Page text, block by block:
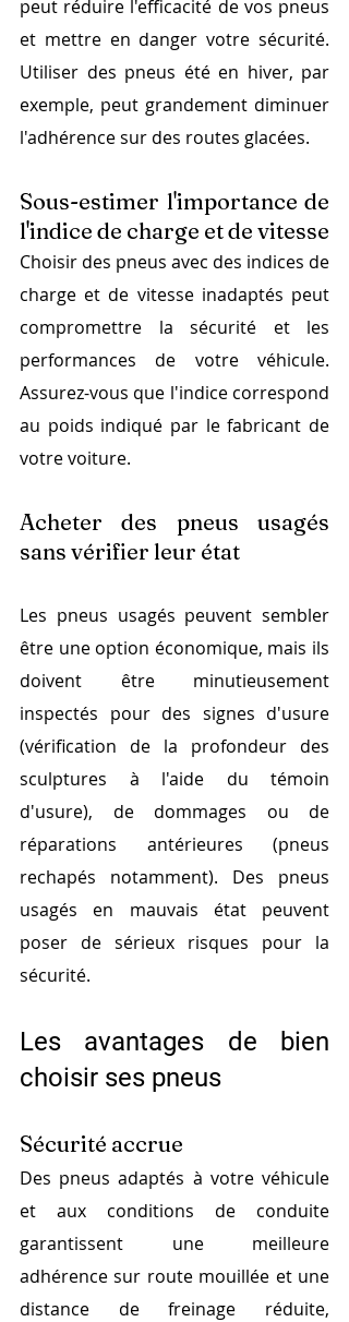
peut réduire l'efficacité de vos pneus
et mettre en danger votre sécurité.
Utiliser des pneus été en hiver, par
exemple, peut grandement diminuer
l'adhérence sur des routes glacées.
Sous-estimer l'importance de
l'indice de charge et de vitesse
Choisir des pneus avec des indices de
charge et de vitesse inadaptés peut
compromettre la sécurité et les
performances de votre véhicule.
Assurez-vous que l'indice correspond
au poids indiqué par le fabricant de
votre voiture.
Acheter des pneus usagés
sans vérifier leur état
Les pneus usagés peuvent sembler
être une option économique, mais ils
doivent être minutieusement
inspectés pour des signes d'usure
(vérification de la profondeur des
sculptures à l'aide du témoin
d'usure), de dommages ou de
réparations antérieures (pneus
rechapés notamment). Des pneus
usagés en mauvais état peuvent
poser de sérieux risques pour la
sécurité.
Les avantages de bien
choisir ses pneus
Sécurité accrue
Des pneus adaptés à votre véhicule
et aux conditions de conduite
garantissent une meilleure
adhérence sur route mouillée et une
distance de freinage réduite,